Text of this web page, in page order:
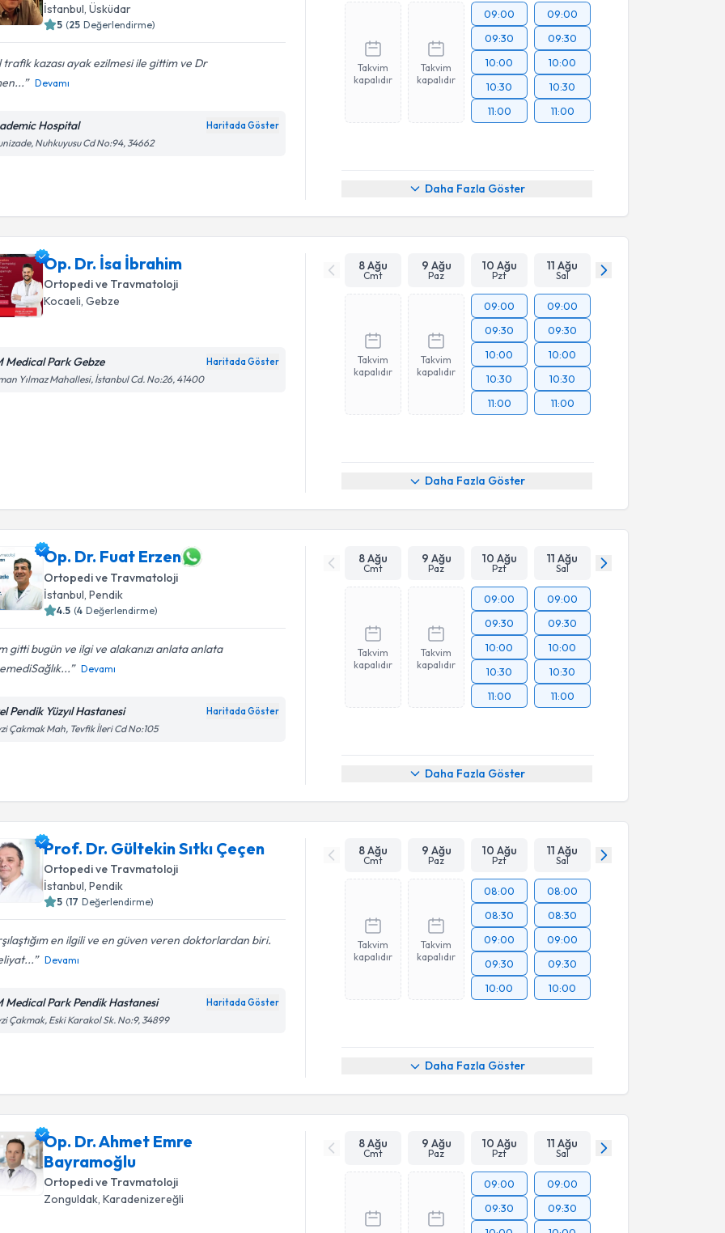
İstanbul , Üsküdar
5 (25 Değerlendirme)
trafik kazası ayak ezilmesi ile gittim ve Dr
Devamı
Hospital Haritada Göster
Nuhkuyusu Cd No:94, 34662
Takvim
kapalıdır
Takvim
kapalıdır
09:00
09:30
10:00
10:30
11:00
09:00
09:30
10:00
10:30
11:00
Daha Fazla Göster
Op. Dr. İsa İbrahim
Ortopedi ve Travmatoloji
Kocaeli, Gebze
Medical Park Gebze Haritada Göster
Yılmaz Mahallesi, İstanbul Cd. No:26, 41400
8 Ağu
Cmt
9 Ağu
Paz
10 Ağu
Pzt
11 Ağu
Sal
Takvim
kapalıdır
Takvim
kapalıdır
09:00
09:30
10:00
10:30
11:00
09:00
09:30
10:00
10:30
11:00
Daha Fazla Göster
Op. Dr. Fuat Erzen
Ortopedi ve Travmatoloji
İstanbul , Pendik
4.5 (4 Değerlendirme)
gitti bugün ve ilgi ve alakanızı anlata anlata
Devamı
Pendik Yüzyıl Hastanesi Haritada Göster
Çakmak Mah, Tevfik İleri Cd No:105
8 Ağu
Cmt
9 Ağu
Paz
10 Ağu
Pzt
11 Ağu
Sal
Takvim
kapalıdır
Takvim
kapalıdır
09:00
09:30
10:00
10:30
11:00
09:00
09:30
10:00
10:30
11:00
Daha Fazla Göster
Prof. Dr. Gültekin Sıtkı Çeçen
Ortopedi ve Travmatoloji
İstanbul, Pendik
5 (17 Değerlendirme)
en ilgili ve en güven veren doktorlardan biri.
Devamı
Medical Park Pendik Hastanesi Haritada Göster
Çakmak, Eski Karakol Sk. No:9, 34899
8 Ağu
Cmt
9 Ağu
Paz
10 Ağu
Pzt
11 Ağu
Sal
Takvim
kapalıdır
Takvim
kapalıdır
08:00
08:30
09:00
09:30
10:00
08:00
08:30
09:00
09:30
10:00
Daha Fazla Göster
Op. Dr. Ahmet Emre
Bayramoğlu
Ortopedi ve Travmatoloji
Zonguldak , Karadenizereğli
8 Ağu
Cmt
9 Ağu
Paz
10 Ağu
Pzt
11 Ağu
Sal
09:00
09:30
09:00
09:30